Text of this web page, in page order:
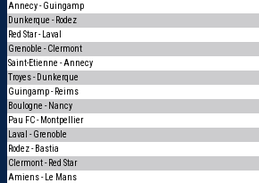
Annecy - Guingamp
Dunkerque - Rodez
Red Star - Laval
Grenoble - Clermont
Saint-Etienne - Annecy
Troyes - Dunkerque
Guingamp - Reims
Boulogne - Nancy
Pau FC - Montpellier
Laval - Grenoble
Rodez - Bastia
Clermont - Red Star
Amiens - Le Mans